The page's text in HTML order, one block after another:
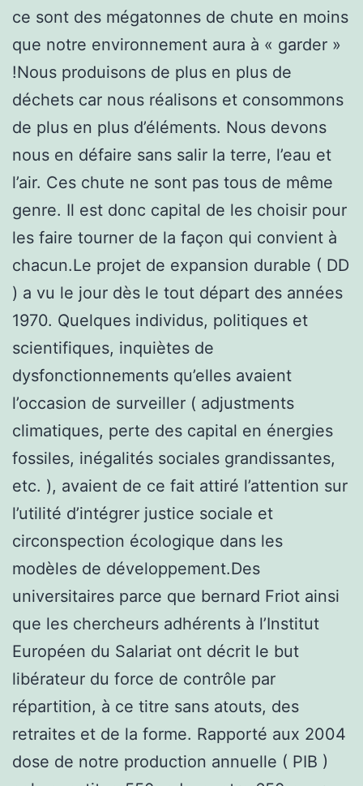
ce sont des mégatonnes de chute en moins
que notre environnement aura à « garder »
!Nous produisons de plus en plus de
déchets car nous réalisons et consommons
de plus en plus d’éléments. Nous devons
nous en défaire sans salir la terre, l’eau et
l’air. Ces chute ne sont pas tous de même
genre. Il est donc capital de les choisir pour
les faire tourner de la façon qui convient à
chacun.Le projet de expansion durable ( DD
) a vu le jour dès le tout départ des années
1970. Quelques individus, politiques et
scientifiques, inquiètes de
dysfonctionnements qu’elles avaient
l’occasion de surveiller ( adjustments
climatiques, perte des capital en énergies
fossiles, inégalités sociales grandissantes,
etc. ), avaient de ce fait attiré l’attention sur
l’utilité d’intégrer justice sociale et
circonspection écologique dans les
modèles de développement.Des
universitaires parce que bernard Friot ainsi
que les chercheurs adhérents à l’Institut
Européen du Salariat ont décrit le but
libérateur du force de contrôle par
répartition, à ce titre sans atouts, des
retraites et de la forme. Rapporté aux 2004
dose de notre production annuelle ( PIB )